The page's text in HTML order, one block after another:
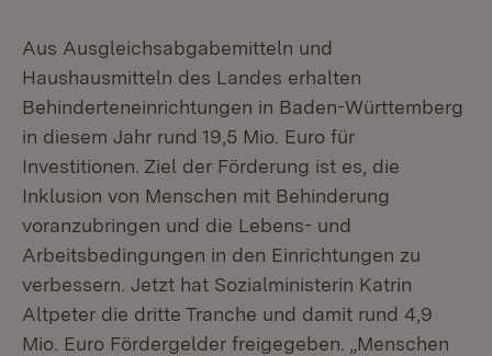
Aus Ausgleichsabgabemitteln und
Haushausmitteln des Landes erhalten
Behinderteneinrichtungen in Baden-Württemberg
in diesem Jahr rund 19,5 Mio. Euro für
Investitionen. Ziel der Förderung ist es, die
Inklusion von Menschen mit Behinderung
voranzubringen und die Lebens- und
Arbeitsbedingungen in den Einrichtungen zu
verbessern. Jetzt hat Sozialministerin Katrin
Altpeter die dritte Tranche und damit rund 4,9
Mio. Euro Fördergelder freigegeben. „Menschen